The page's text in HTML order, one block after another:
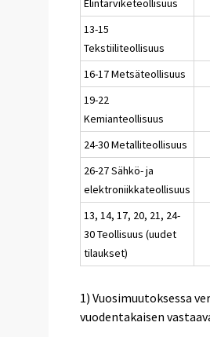
Elintarviketeollisuus
13-15
Tekstiiliteollisuus
16-17 Metsäteollisuus
19-22
Kemianteollisuus
24-30 Metalliteollisuus
26-27 Sähkö- ja
elektroniikkateollisuus
13, 14, 17, 20, 21, 24-
30 Teollisuus (uudet
tilaukset)
1) Vuosimuutoksessa
vuodentakaisen